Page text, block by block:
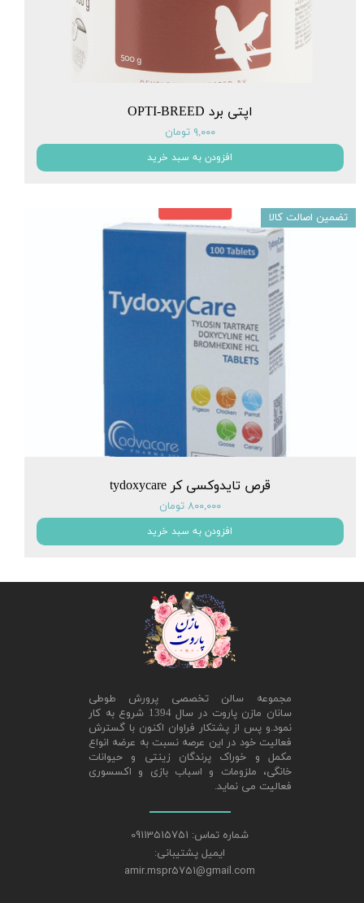
اپتی برد OPTI-BREED
۹,۰۰۰ تومان
افزودن به سبد خرید
قرص تایدوکسی کر tydoxycare
۸۰۰,۰۰۰ تومان
افزودن به سبد خرید
تضمین اصالت کالا
مجموعه سالن تخصصی پرورش طوطی
سانان مازن پاروت در سال 1394 شروع به کار
نمود.و پس از پشتکار فراوان اکنون با گسترش
فعالیت خود در این عرصه نسبت به عرضه انواع
مکمل و خوراک پرندگان زینتی و حیوانات
خانگی، ملزومات و اسباب بازی و اکسسوری
فعالیت می نماید.
شماره تماس: 09113515751
ایمیل پشتیبانی:
amir.mspr5751@gmail.com